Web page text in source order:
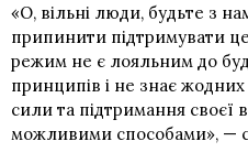
«О, вільні люди, будьте з
припинити підтримувати
режим не є лояльним до
принципів і не знає
сили та підтримання своєї
можливими способами», —